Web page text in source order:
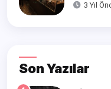
3 Yıl
Son Yazılar